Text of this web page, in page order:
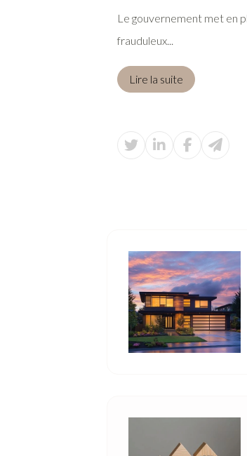
Le gouvernement met en
frauduleux...
Lire la suite